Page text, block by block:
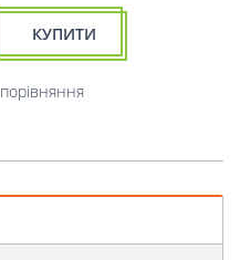
КУПИТИ
порівняння